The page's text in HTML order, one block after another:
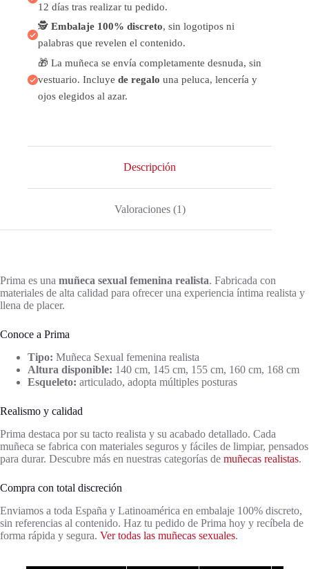
12 días tras realizar tu pedido.
🕵️ Embalaje 100% discreto, sin logotipos ni
palabras que revelen el contenido.
🎁 La muñeca se envía completamente desnuda, sin
vestuario. Incluye de regalo una peluca, lencería y
ojos elegidos al azar.
Descripción
Valoraciones (1)
Prima es una muñeca sexual femenina realista. Fabricada con
materiales de alta calidad para ofrecer una experiencia íntima realista y
llena de placer.
Conoce a Prima
Tipo: Muñeca Sexual femenina realista
Altura disponible: 140 cm, 145 cm, 155 cm, 160 cm, 168 cm
Esqueleto: articulado, adopta múltiples posturas
Realismo y calidad
Prima destaca por su tacto realista y su acabado detallado. Cada
muñeca se fabrica con materiales seguros y fáciles de limpiar, pensados
para durar. Descubre más en nuestras categorías de muñecas realistas.
Compra con total discreción
Enviamos a toda España y Latinoamérica en embalaje 100% discreto,
sin referencias al contenido. Haz tu pedido de Prima hoy y recíbela de
forma rápida y segura. Ver todas las muñecas sexuales.